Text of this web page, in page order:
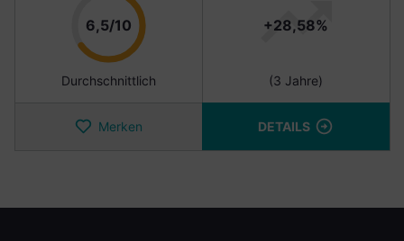
6,5/10Punkte
Durchschnittlich
+28,58%
(3 Jahre)
Merken DETAILS